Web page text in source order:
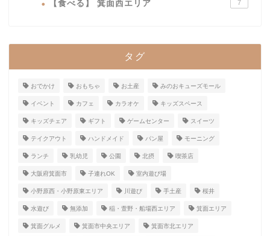
【食べる】 箕面西エリア 7
タグ
おでかけ おもちゃ お土産 みのおキューズモール
イベント カフェ カラオケ キッズスペース
キッズチェア ギフト ゲームセンター スイーツ
テイクアウト ハンドメイド パン屋 モーニング
ランチ 乳幼児 公園 北摂 喫茶店
大阪府箕面市 子連れOK 室内遊び場
小野原西・小野原東エリア 川遊び 手土産 桜井
水遊び 無添加 稲・萱野・船場西エリア 箕面エリア
箕面グルメ 箕面市中央エリア 箕面市北エリア